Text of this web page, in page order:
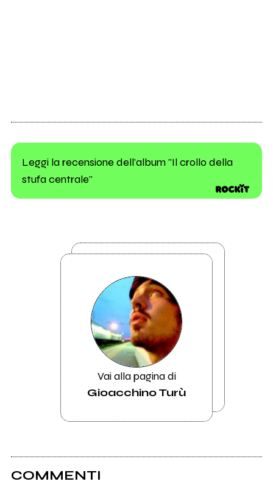
Leggi la recensione dell'album "Il crollo della
stufa centrale"
Vai alla pagina di
Gioacchino Turù
COMMENTI